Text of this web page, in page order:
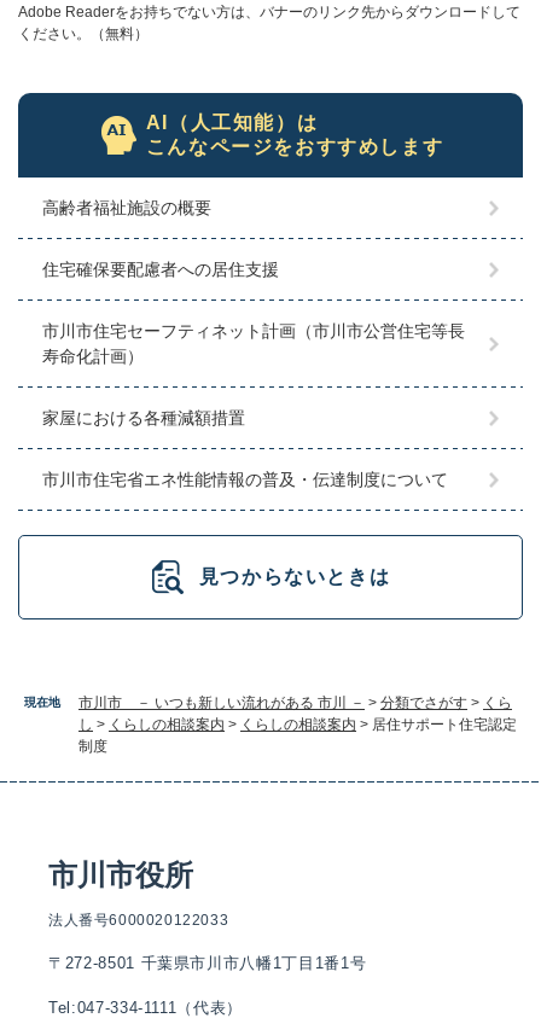
現在地 市川市 － いつも新しい流れがある 市川 － > 分類でさがす > くら
し > くらしの相談案内 > くらしの相談案内 > 居住サポート住宅認定
制度
Adobe Readerをお持ちでない方は、バナーのリンク先からダウンロードして
ください。（無料）
AI（人工知能）は
こんなページをおすすめします
高齢者福祉施設の概要
住宅確保要配慮者への居住支援
市川市住宅セーフティネット計画（市川市公営住宅等長
寿命化計画）
家屋における各種減額措置
市川市住宅省エネ性能情報の普及・伝達制度について
見つからないときは
市川市役所
法人番号6000020122033
〒272-8501 千葉県市川市八幡1丁目1番1号
Tel:047-334-1111（代表）